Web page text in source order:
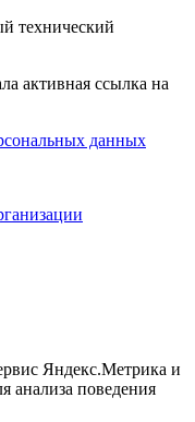
технический
активная ссылка на
данных
Яндекс.Метрика и
анализа поведения